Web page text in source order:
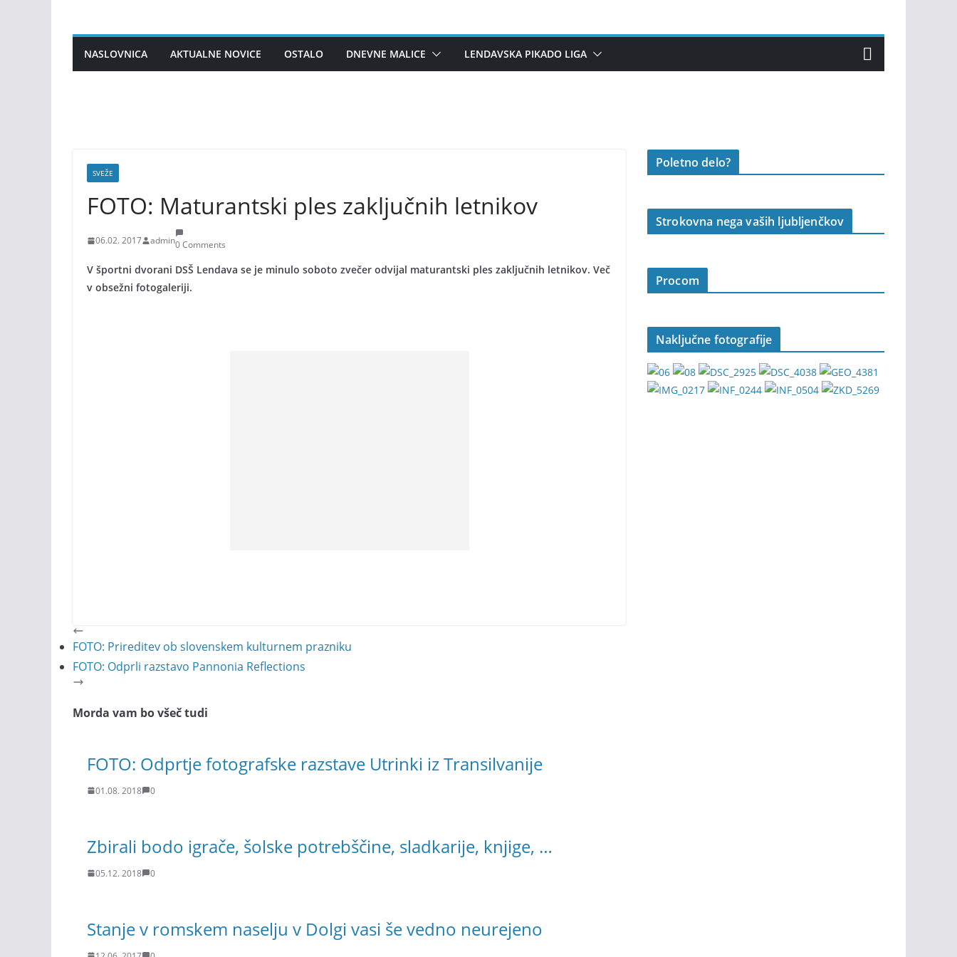
contentNASLOVNICA AKTUALNE NOVICE OSTALO DNEVNE MALICE LENDAVSKA PIKADO LIGA
SVEŽE
FOTO: Maturantski ples zaključnih letnikov
06.02. 2017 admin0 Comments
V športni dvorani DSŠ Lendava se je minulo soboto zvečer odvijal maturantski ples zaključnih letnikov. Več
v obsežni fotogaleriji.
FOTO: Prireditev ob slovenskem kulturnem prazniku
FOTO: Odprli razstavo Pannonia Reflections
Morda vam bo všeč tudi
FOTO: Odprtje fotografske razstave Utrinki iz Transilvanije
01.08. 2018 0
Zbirali bodo igrače, šolske potrebščine, sladkarije, knjige, …
05.12. 2018 0
Stanje v romskem naselju v Dolgi vasi še vedno neurejeno
Poletno delo?
Strokovna nega vaših ljubljenčkov
Procom
Naključne fotografije